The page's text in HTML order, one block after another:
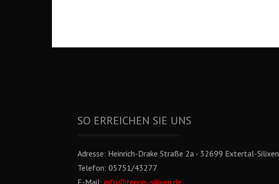
SO ERREICHEN SIE UNS
Adresse: Heinrich-Drake Straße 2a - 32699 Extertal-Silixen
Telefon: 05751/43277
E-Mail: info@tennis-silixen.de